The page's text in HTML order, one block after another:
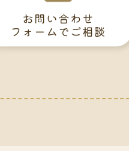
お問い合わせ
フォームでご相談